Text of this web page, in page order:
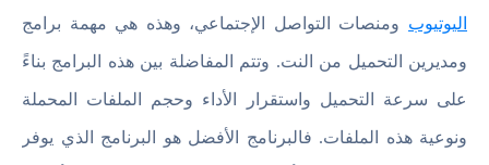
اليوتيوب ومنصات التواصل الإجتماعي، وهذه هي مهمة برامج
ومديرين التحميل من النت. وتتم المفاضلة بين هذه البرامج بناءً
على سرعة التحميل واستقرار الأداء وحجم الملفات المحملة
ونوعية هذه الملفات. فالبرنامج الأفضل هو البرنامج الذي يوفر